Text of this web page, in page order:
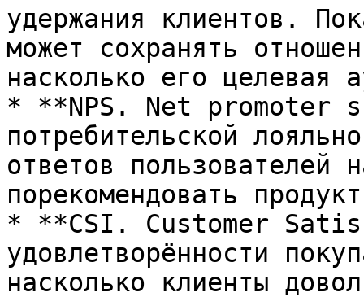
удержания клиентов.
может сохранять
насколько его целевая
* **NPS. Net promoter
потребительской
ответов пользователей
порекомендовать
* **CSI. Customer
удовлетворённости
насколько клиенты